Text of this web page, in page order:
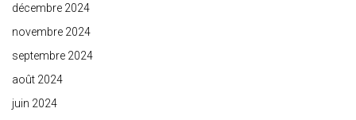
décembre 2024
novembre 2024
septembre 2024
août 2024
juin 2024